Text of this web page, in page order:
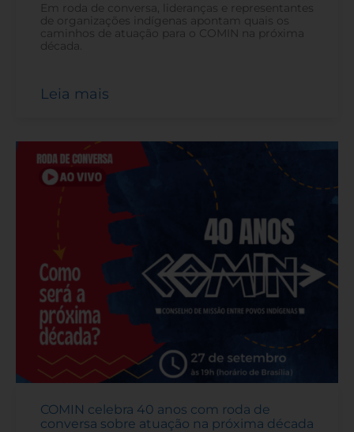
Em roda de conversa, lideranças e representantes
de organizações indígenas apontam quais os
caminhos de atuação para o COMIN na próxima
década.
Leia mais
COMIN celebra 40 anos com roda de
conversa sobre atuação na próxima década